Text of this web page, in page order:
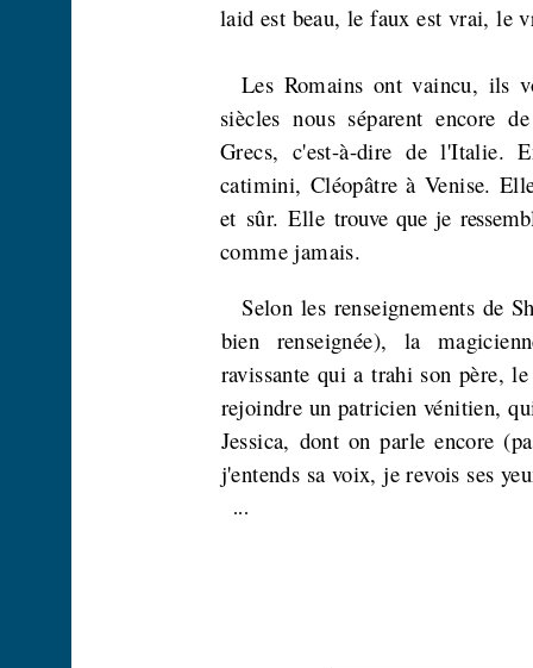
laid est beau, le faux est vrai, le
Les Romains ont vaincu, ils
siècles nous séparent encore
Grecs, c'est-à-dire de l'Italie.
catimini, Cléopâtre à Venise.
et sûr. Elle trouve que je
comme jamais.
Selon les renseignements de
bien renseignée), la
ravissante qui a trahi son père,
rejoindre un patri­cien vénitien,
Jessica, dont on parle encore
j'entends sa voix, je revois ses
...